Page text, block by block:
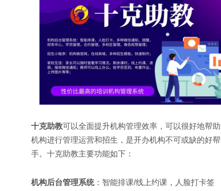
十克助教可以全面提升机构管理效率，可以很好地帮助
机构进行管理运营和招生，是开办机构不可或缺的好帮
手。十克助教主要功能如下：
机构后台管理系统：智能排课/线上约课，人脸打卡签